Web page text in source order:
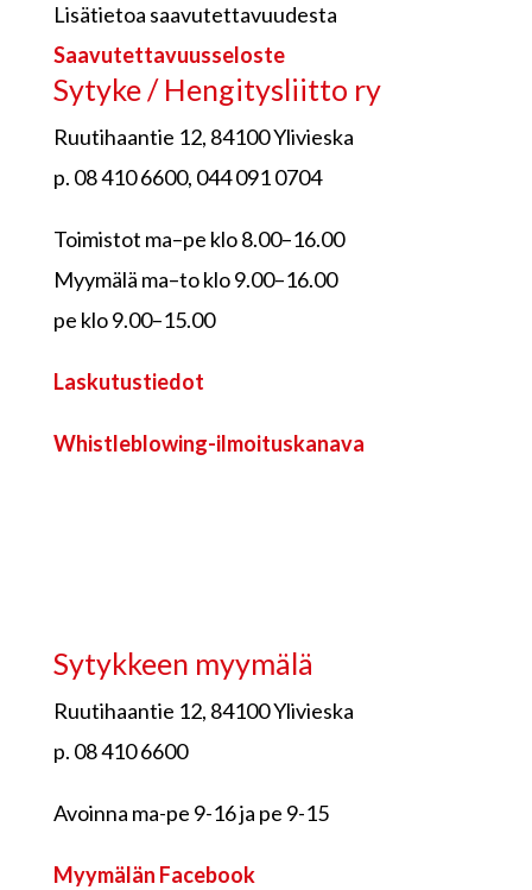
Lisätietoa saavutettavuudesta
Saavutettavuusseloste
Sytyke / Hengitysliitto ry
Ruutihaantie 12, 84100 Ylivieska
p. 08 410 6600, 044 091 0704
Toimistot ma–pe klo 8.00–16.00
Myymälä ma–to klo 9.00–16.00
pe klo 9.00–15.00
Laskutustiedot
Whistleblowing-ilmoituskanava
Sytykkeen myymälä
Ruutihaantie 12, 84100 Ylivieska
p. 08 410 6600
Avoinna ma-pe 9-16 ja pe 9-15
Myymälän Facebook